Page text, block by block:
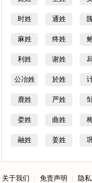
时姓 通姓
麻姓 终姓
利姓 谢姓
公冶姓 於姓
鹿姓 严姓
娄姓 曲姓
融姓 姜姓
关于我们 免责声明 隐